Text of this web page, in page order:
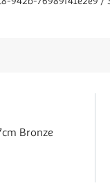
Bronze